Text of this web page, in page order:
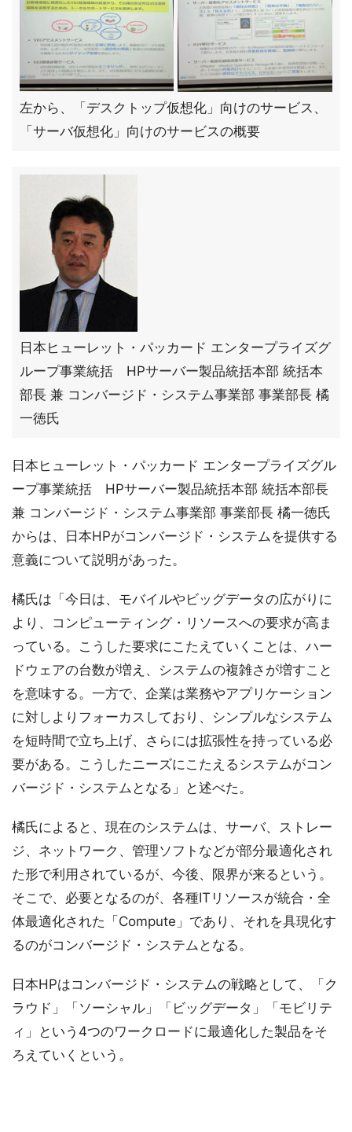
左から、「デスクトップ仮想化」向けのサービス、
「サーバ仮想化」向けのサービスの概要
日本ヒューレット・パッカード エンタープライズグ
ループ事業統括 HPサーバー製品統括本部 統括本
部長 兼 コンバージド・システム事業部 事業部長 橘
一徳氏
日本ヒューレット・パッカード エンタープライズグル
ープ事業統括 HPサーバー製品統括本部 統括本部長
兼 コンバージド・システム事業部 事業部長 橘一徳氏
からは、日本HPがコンバージド・システムを提供する
意義について説明があった。
橘氏は「今日は、モバイルやビッグデータの広がりに
より、コンピューティング・リソースへの要求が高ま
っている。こうした要求にこたえていくことは、ハー
ドウェアの台数が増え、システムの複雑さが増すこと
を意味する。一方で、企業は業務やアプリケーション
に対しよりフォーカスしており、シンプルなシステム
を短時間で立ち上げ、さらには拡張性を持っている必
要がある。こうしたニーズにこたえるシステムがコン
バージド・システムとなる」と述べた。
橘氏によると、現在のシステムは、サーバ、ストレー
ジ、ネットワーク、管理ソフトなどが部分最適化され
た形で利用されているが、今後、限界が来るという。
そこで、必要となるのが、各種ITリソースが統合・全
体最適化された「Compute」であり、それを具現化す
るのがコンバージド・システムとなる。
日本HPはコンバージド・システムの戦略として、「ク
ラウド」「ソーシャル」「ビッグデータ」「モビリテ
ィ」という4つのワークロードに最適化した製品をそ
ろえていくという。